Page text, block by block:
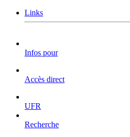
Links
Infos pour
Accès direct
UFR
Recherche